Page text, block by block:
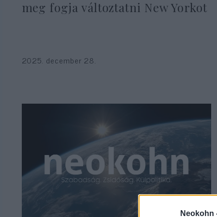
Neokohn
meg fogja változtatni New Yorkot
2025. december 28.